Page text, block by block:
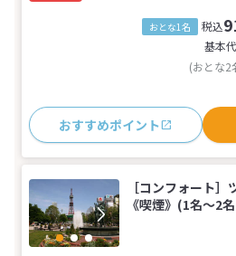
おとな1名 税込
基本
(おとな2
おすすめポイント
［コンフォー
《喫煙》(1名～2